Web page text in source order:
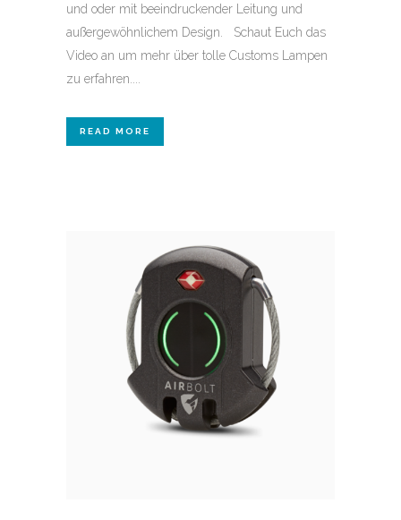
und oder mit beeindruckender Leitung und
außergewöhnlichem Design. Schaut Euch das
Video an um mehr über tolle Customs Lampen
zu erfahren....
READ MORE